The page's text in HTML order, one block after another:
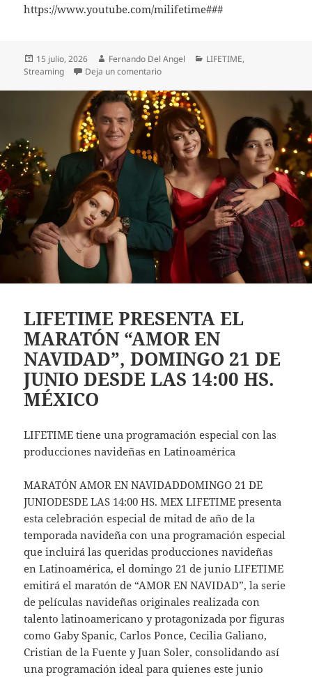
https://www.youtube.com/milifetime###
Publicado
el
15 julio, 2026 Autor
Fernando Del Angel Categorías
LIFETIME,
Streaming
Deja un comentarioen ALEXA PENAVEGA LLEGA A
LIFETIME PRESENTA EL
MARATÓN “AMOR EN
NAVIDAD”, DOMINGO 21 DE
JUNIO DESDE LAS 14:00 HS.
MÉXICO
LIFETIME tiene una programación especial con las
producciones navideñas en Latinoamérica
MARATÓN AMOR EN NAVIDADDOMINGO 21 DE
JUNIODESDE LAS 14:00 HS. MEX LIFETIME presenta
esta celebración especial de mitad de año de la
temporada navideña con una programación especial
que incluirá las queridas producciones navideñas
en Latinoamérica, el domingo 21 de junio LIFETIME
emitirá el maratón de “AMOR EN NAVIDAD”, la serie
de películas navideñas originales realizada con
talento latinoamericano y protagonizada por figuras
como Gaby Spanic, Carlos Ponce, Cecilia Galiano,
Cristian de la Fuente y Juan Soler, consolidando así
una programación ideal para quienes este junio